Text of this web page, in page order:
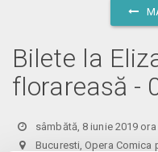
Bilete la
florareasă -
sâmbătă, 8 iunie 2019 ora
Bucuresti, Opera Comica